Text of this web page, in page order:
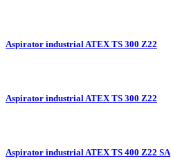
Aspirator industrial ATEX TS 300 Z22
Aspirator industrial ATEX TS 300 Z22
Aspirator industrial ATEX TS 400 Z22 SA